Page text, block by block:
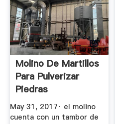
Molino De Martillos
Para Pulverizar
Piedras
"popocatepetl ...
May 31, 2017· el molino
cuenta con un tambor de